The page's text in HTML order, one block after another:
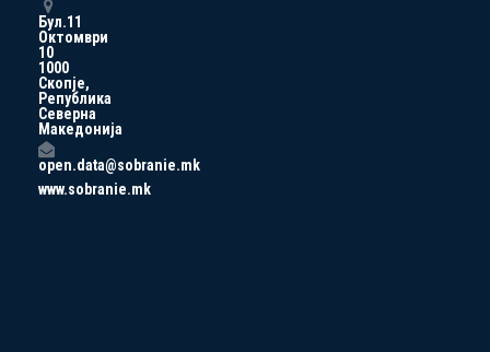
Бул.11
Октомври
10
1000
Скопје,
Република
Северна
Македонија
open.data@sobranie.mk
www.sobranie.mk